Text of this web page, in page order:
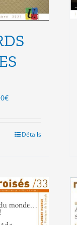
€
options
Détails